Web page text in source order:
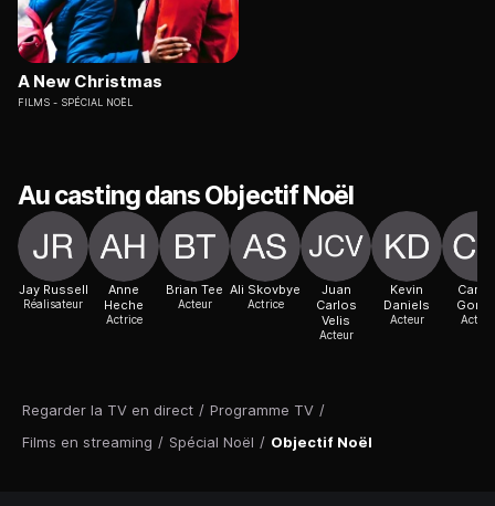
Regarder la TV en direct / Programme TV /
Films en streaming / Spécial Noël / Objectif Noël
A New Christmas
FILMS SPÉCIAL NOËL
Au casting dans Objectif Noël
Jay Russell
Réalisateur
Anne
Heche
Actrice
Brian Tee
Acteur
Ali Skovbye
Actrice
Juan
Carlos
Velis
Acteur
Kevin
Daniels
Acteur Acteur